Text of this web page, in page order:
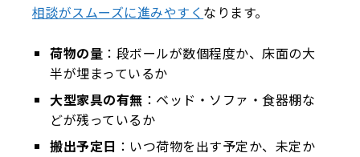
相談がスムーズに進みやすく なります。
荷物の量 ：段ボールが数個程度か、床面の大
半が埋まっているか
大型家具の有無 ：ベッド・ソファ・食器棚な
どが残っているか
搬出予定日 ：いつ荷物を出す予定か、未定か